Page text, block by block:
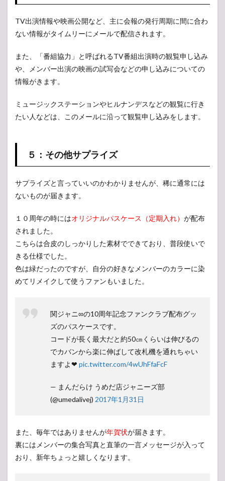
TV出演情報や映画公開など、主に会報の発行周期に間に合わ
ない情報がタイムリーにメールで配信されます。
また、「番組協力」と呼ばれるTV番組出演時の観覧申し込み
や、メンバー出演の映画の試写会などの申し込みについての
情報がきます。
ミュージックステーションやヒルナンデスなどの観覧に行き
たい人などは、このメールに沿って観覧申し込みをします。
５：その他サプライズ
サプライズと言っていいのかわかりませんが、稀に通常には
ないものが届きます。
１０周年の時にはオリジナルパスケース（定期入れ） が配布
されました。
こちらは合皮のしっかりした素材でできており、普段使いで
きる仕様でした。
色は緑だったのですが、自分の好きなメンバーのカラーに染
めてリメイクして使うファンもいました。
関ジャニ∞の10周年記念ファンクラブ配布グッ
ズのパスケースです。
コードが長く最大だと約50㎝くらいは伸びるの
でカバンから楽に伸ばして改札機を通れちゃい
ますよ❤ pic.twitter.com/4wUhFfaFcF
— まんだらけ うめだ店ジャニーズ部
(@umedalivej) 2017年1月31日
また、毎年ではありませんが年賀状が届きます。
裏にはメンバーの集合写真と直筆の一言メッセージが入って
おり、新年ちょっと嬉しくなります。